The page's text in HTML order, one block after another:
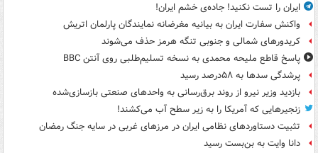
ایران را تست نکنید! جاده‌ی خشم ایران!
واکنش سفارت ایران به بیانیه مغرضانه نمایندگان پارلمان اتریش
کریدورهای شمالی و جنوبی تنگه هرمز حذف می‌شوند
پاسخ قاطع ملیحه محمدی به نسخه تسلیم‌طلبی روی آنتن BBC
پرشدگی سدها به ۵۸درصد رسید
بازدید وزیر نیرو از روند برق‌رسانی به واحدهای صنعتی بازسازی‌شده
زنجیرهایی که آمریکا را به زیر سطح آب می‌کشند!
تثبیت دستاوردهای نظامی ایران در مرزهای غربی در سایه جنگ رمضان
دانا وایت به بن‌بست رسید